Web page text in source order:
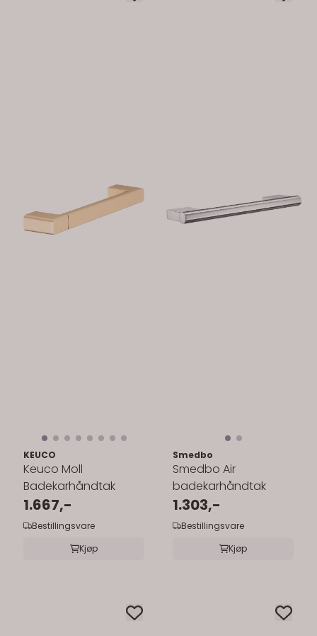
KEUCO
Keuco Moll
Badekarhåndtak
1.667,-
Bestillingsvare
Kjøp
Smedbo
Smedbo Air
badekarhåndtak
1.303,-
Bestillingsvare
Kjøp